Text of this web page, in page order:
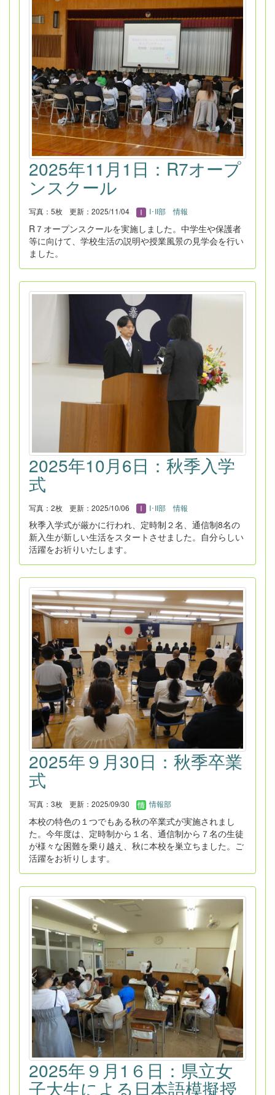
2025年11月1日：R7オープ
ンスクール
写真：5枚 更新：2025/11/04 I･II部 情報
R７オープンスクールを実施しました。中学生や保護者
等に向けて、学校生活の説明や授業風景の見学会を行い
ました。
2025年10月6日：秋季入学
式
写真：2枚 更新：2025/10/06 I･II部 情報
秋季入学式が厳かに行われ、定時制２名、通信制8名の
新入生が新しい生活をスタートさせました。自分らしい
活躍をお祈りいたします。
2025年９月30日：秋季卒業
式
写真：3枚 更新：2025/09/30 情報部
本校の特色の１つでもある秋の卒業式が実施されまし
た。今年度は、定時制から１名、通信制から７名の生徒
が様々な困難を乗り越え、秋に本校を巣立ちました。ご
活躍をお祈りします。
2025年９月1６日：県立女
子大生による日本語模擬授